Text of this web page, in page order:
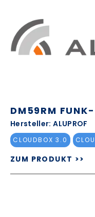
DM59RM
Hersteller: ALUPROF
CLOUDBOX 3.0
ZUM PRODUKT >>